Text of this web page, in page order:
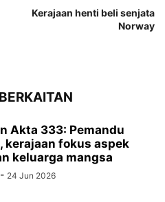
Kerajaan henti beli senjata
Norway
Akta 333: Pemandu
kerajaan fokus aspek
keluarga mangsa
- 24 Jun 2026